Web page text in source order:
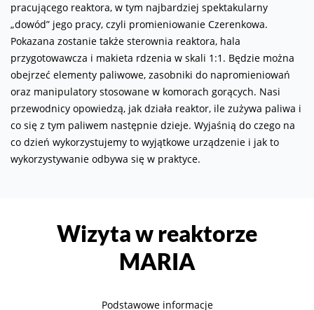
pracującego reaktora, w tym najbardziej spektakularny
„dowód” jego pracy, czyli promieniowanie Czerenkowa.
Pokazana zostanie także sterownia reaktora, hala
przygotowawcza i makieta rdzenia w skali 1:1. Będzie można
obejrzeć elementy paliwowe, zasobniki do napromieniowań
oraz manipulatory stosowane w komorach gorących. Nasi
przewodnicy opowiedzą, jak działa reaktor, ile zużywa paliwa i
co się z tym paliwem następnie dzieje. Wyjaśnią do czego na
co dzień wykorzystujemy to wyjątkowe urządzenie i jak to
wykorzystywanie odbywa się w praktyce.
Wizyta w reaktorze
MARIA
Podstawowe informacje